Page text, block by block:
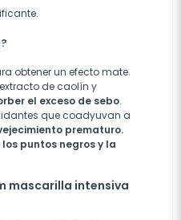
obtener un efecto mate.
de caolín y
el exceso de sebo.
que coadyuvan a
prematuro.
puntos negros y la
mascarilla intensiva